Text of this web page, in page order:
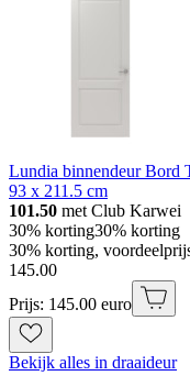
Lundia binnendeur Bord
93 x 211.5 cm
101.50 met Club Karwei
30% korting30% korting
30% korting,
145.00
Prijs: 145.00 euro
Bekijk alles in draaideur